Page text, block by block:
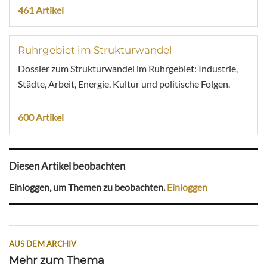
461 Artikel
Ruhrgebiet im Strukturwandel
Dossier zum Strukturwandel im Ruhrgebiet: Industrie,
Städte, Arbeit, Energie, Kultur und politische Folgen.
600 Artikel
Diesen Artikel beobachten
Einloggen, um Themen zu beobachten.Einloggen
AUS DEM ARCHIV
Mehr zum Thema